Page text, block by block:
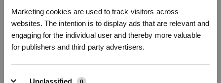
Marketing cookies are used to track visitors across
websites. The intention is to display ads that are relevant and
engaging for the individual user and thereby more valuable
for publishers and third party advertisers.
Unclassified
Télécharger l'application ECOVACS
PRODUITS